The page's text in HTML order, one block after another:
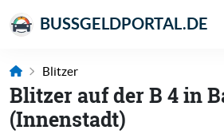
BUSSGELDPORTAL.DE
Blitzer
Blitzer auf der B 4 in
(Innenstadt)